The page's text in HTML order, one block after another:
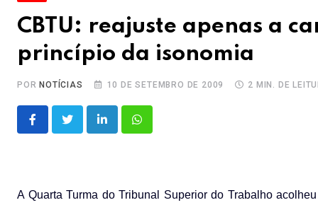
CBTU: reajuste apenas a
princípio da isonomia
PORNOTÍCIAS 10 DE SETEMBRO DE 2009 2 MIN. DE
LinkedInWhatsapp
A Quarta Turma do Tribunal Superior do Trabalho